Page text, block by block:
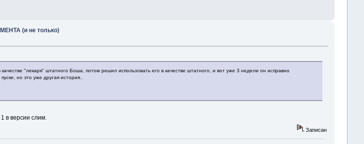
(и не только)
"лекаря" штатного Боша, потом решил использовать его в качестве штатного, и вот уже 3 недели он исправно
но это уже другая история..
в версии слим.
Записан